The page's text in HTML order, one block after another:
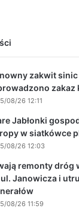
zakwit sinic
zakaz
08/26 12:11
Jabłonki
w siatkówce
08/26 12:03
remonty dróg
ul. Janowicza i
08/26 11:59